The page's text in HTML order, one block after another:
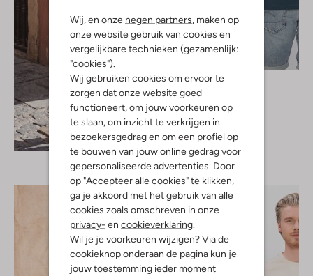
Wij, en onze negen partners , maken op
onze website gebruik van cookies en
vergelijkbare technieken (gezamenlijk:
"cookies").
Wij gebruiken cookies om ervoor te
zorgen dat onze website goed
functioneert, om jouw voorkeuren op
te slaan, om inzicht te verkrijgen in
bezoekersgedrag en om een profiel op
te bouwen van jouw online gedrag voor
gepersonaliseerde advertenties. Door
op "Accepteer alle cookies" te klikken,
ga je akkoord met het gebruik van alle
cookies zoals omschreven in onze
privacy- en cookieverklaring
Wil je je voorkeuren wijzigen? Via de
cookieknop onderaan de pagina kun je
jouw toestemming ieder moment
Ontdek de look
Chasin
€ 39,99